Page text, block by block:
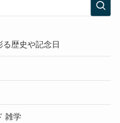
歴史や記念日
雑学